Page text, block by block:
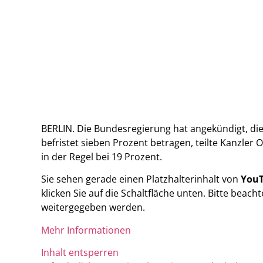
BERLIN. Die Bundesregierung hat angekündigt,
befristet sieben Prozent betragen, teilte Kanzler
in der Regel bei 19 Prozent.
Sie sehen gerade einen Platzhalterinhalt von
klicken Sie auf die Schaltfläche unten. Bitte
weitergegeben werden.
Mehr Informationen
Inhalt entsperren